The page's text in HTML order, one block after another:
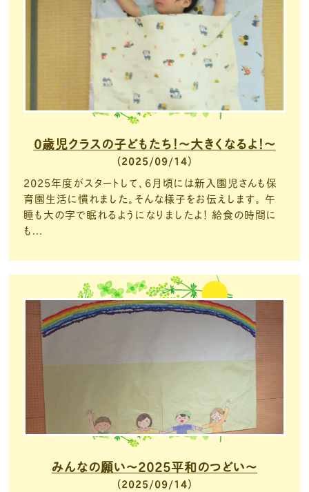
2025/09/14
0歳児クラスの子どもたち！～大きくなるよ！～
2025年度がスタートして、6月頃には新入園児さんも保
育園生活に慣れました。そんな様子をお伝えします。 午
睡も大の字で眠れるようになりましたよ！ 給食の時間に
も...
2025/09/14
みんなの願い～2025平和のつどい～